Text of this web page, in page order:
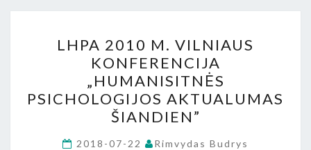
2010
M.
VILNIAUS
KONFERENCIJA
„HUMANISITNĖS
PSICHOLOGIJOS
LHPA 2010 M. VILNIAUS
KONFERENCIJA
„HUMANISITNĖS
PSICHOLOGIJOS AKTUALUMAS
ŠIANDIEN”
2018-07-22 Rimvydas Budrys